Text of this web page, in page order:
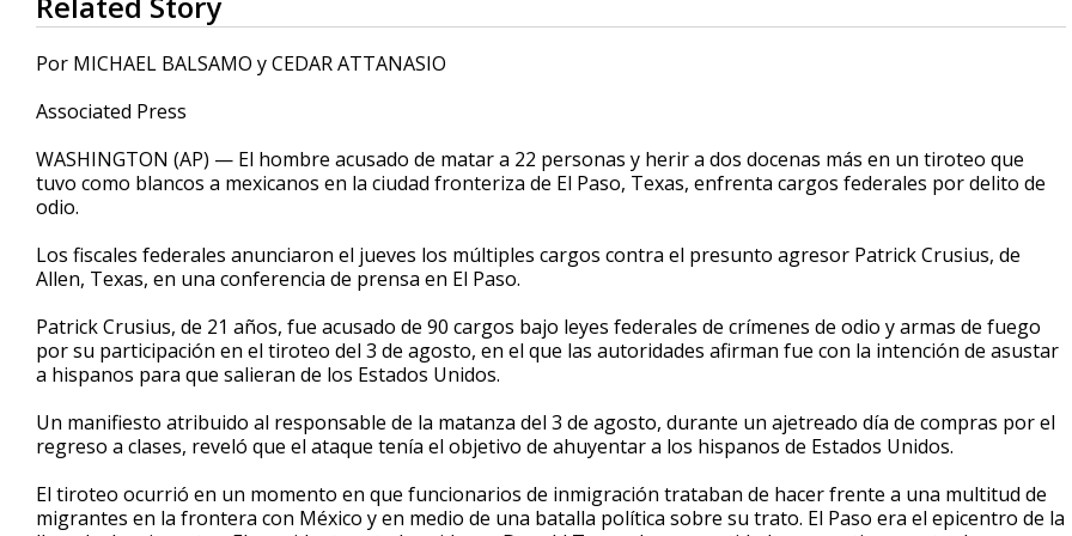
seconds
of
9
minutes,
secondsVolume
Por MICHAEL BALSAMO y CEDAR ATTANASIO
Associated Press
WASHINGTON (AP) — El hombre acusado de matar a 22 personas y herir a dos docenas más en un tiroteo que
tuvo como blancos a mexicanos en la ciudad fronteriza de El Paso, Texas, enfrenta cargos federales por delito de
odio.
Los fiscales federales anunciaron el jueves los múltiples cargos contra el presunto agresor Patrick Crusius, de
Allen, Texas, en una conferencia de prensa en El Paso.
Patrick Crusius, de 21 años, fue acusado de 90 cargos bajo leyes federales de crímenes de odio y armas de fuego
por su participación en el tiroteo del 3 de agosto, en el que las autoridades afirman fue con la intención de asustar
a hispanos para que salieran de los Estados Unidos.
Un manifiesto atribuido al responsable de la matanza del 3 de agosto, durante un ajetreado día de compras por el
regreso a clases, reveló que el ataque tenía el objetivo de ahuyentar a los hispanos de Estados Unidos.
El tiroteo ocurrió en un momento en que funcionarios de inmigración trataban de hacer frente a una multitud de
migrantes en la frontera con México y en medio de una batalla política sobre su trato. El Paso era el epicentro de la